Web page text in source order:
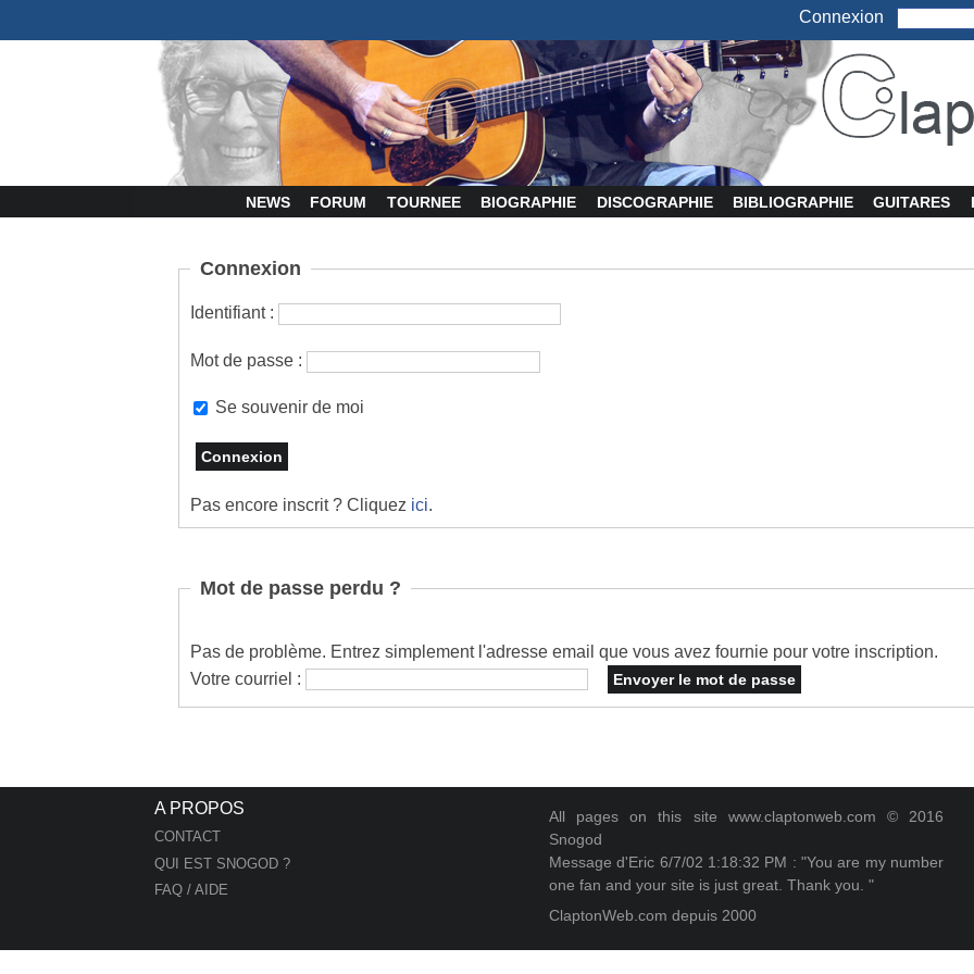
Connexion
NEWS FORUM TOURNEE BIOGRAPHIE DISCOGRAPHIE BIBLIOGRAPHIE GUITARES
Connexion
Identifiant :
Mot de passe :
Se souvenir de moi
Pas encore inscrit ? Cliquez ici.
Mot de passe perdu ?
Pas de problème. Entrez simplement l'adresse email que vous avez fournie pour votre inscription.
Votre courriel :
A PROPOS
CONTACT
QUI EST SNOGOD ?
FAQ / AIDE
All pages on this site www.claptonweb.com © 2016
Snogod
Message d'Eric 6/7/02 1:18:32 PM : "You are my number
one fan and your site is just great. Thank you. "
ClaptonWeb.com depuis 2000